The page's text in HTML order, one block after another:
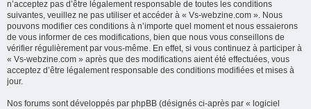
n’acceptez pas d’être légalement responsable de toutes les conditions
suivantes, veuillez ne pas utiliser et accéder à « Vs-webzine.com ». Nous
pouvons modifier ces conditions à n’importe quel moment et nous essaierons
de vous informer de ces modifications, bien que nous vous conseillons de
vérifier régulièrement par vous-même. En effet, si vous continuez à participer à
« Vs-webzine.com » après que des modifications aient été effectuées, vous
acceptez d’être légalement responsable des conditions modifiées et mises à
jour.
Nos forums sont développés par phpBB (désignés ci-après par « logiciel